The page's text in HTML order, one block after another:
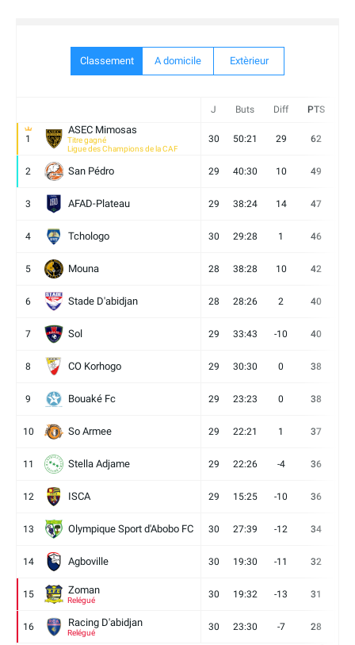
Classement A domicile Extèrieur
J Buts Diff PTS
1
ASEC Mimosas
Titre gagné
Ligue des Champions de la CAF
30 50:21 29 62
2 San Pédro 29 40:30 10 49
3 AFAD-Plateau 29 38:24 14 47
4 Tchologo 30 29:28 1 46
5 Mouna 28 38:28 10 42
6 Stade D'abidjan 28 28:26 2 40
7 Sol 29 33:43 -10 40
8 CO Korhogo 29 30:30 0 38
9 Bouaké Fc 29 23:23 0 38
10 So Armee 29 22:21 1 37
11 Stella Adjame 29 22:26 -4 36
12 ISCA 29 15:25 -10 36
13 Olympique Sport d'Abobo FC 30 27:39 -12 34
14 Agboville 30 19:30 -11 32
15 Zoman
Relégué
30 19:32 -13 31
16 Racing D'abidjan
Relégué
30 23:30 -7 28